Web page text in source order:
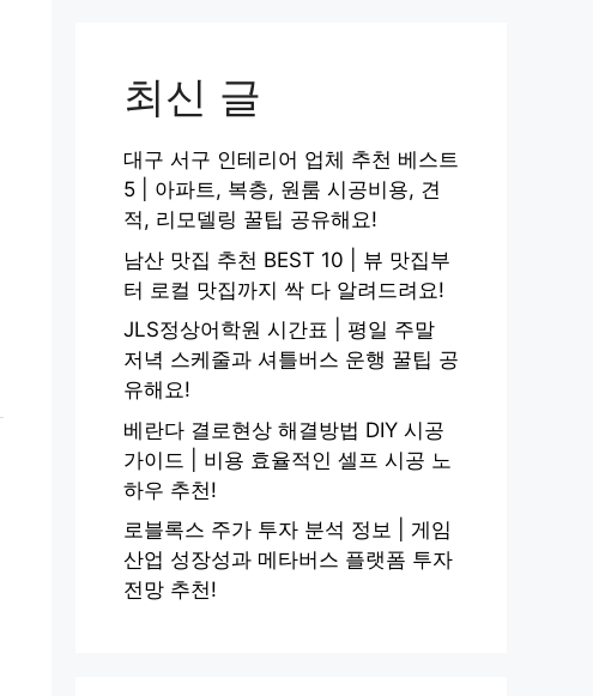
최신 글
대구 서구 인테리어 업체 추천 베스트
5 | 아파트, 복층, 원룸 시공비용, 견
적, 리모델링 꿀팁 공유해요!
남산 맛집 추천 BEST 10 | 뷰 맛집부
터 로컬 맛집까지 싹 다 알려드려요!
JLS정상어학원 시간표 | 평일 주말
저녁 스케줄과 셔틀버스 운행 꿀팁 공
유해요!
베란다 결로현상 해결방법 DIY 시공
가이드 | 비용 효율적인 셀프 시공 노
하우 추천!
로블록스 주가 투자 분석 정보 | 게임
산업 성장성과 메타버스 플랫폼 투자
전망 추천!